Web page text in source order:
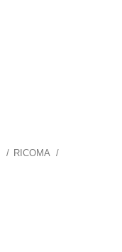
RICOMA